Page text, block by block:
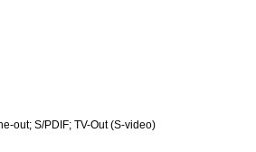
out; S/PDIF; TV-Out (S-video)